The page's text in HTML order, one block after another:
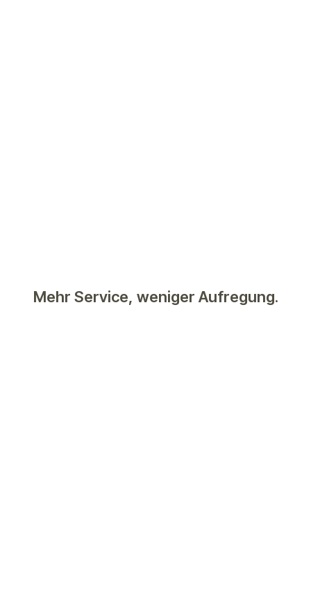
Mehr Service, weniger Aufregung.